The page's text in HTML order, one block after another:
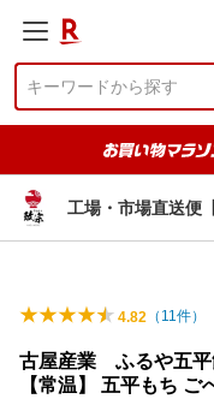
工場・市場直送便
4.82 （ 11件）
古屋産業 ふるや五
【常温】 五平もち ご